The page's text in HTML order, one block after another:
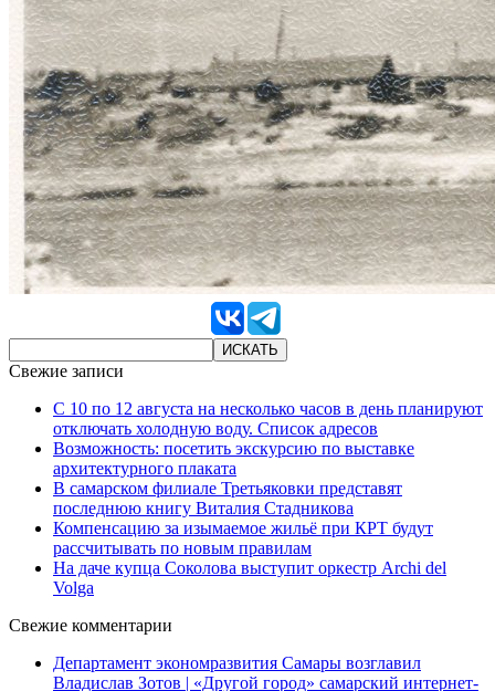
Свежие записи
С 10 по 12 августа на несколько часов в день планируют
отключать холодную воду. Список адресов
Возможность: посетить экскурсию по выставке
архитектурного плаката
В самарском филиале Третьяковки представят
последнюю книгу Виталия Стадникова
Компенсацию за изымаемое жильё при КРТ будут
рассчитывать по новым правилам
На даче купца Соколова выступит оркестр Archi del
Volga
Свежие комментарии
Департамент экономразвития Самары возглавил
Владислав Зотов | «Другой город» самарский интернет-